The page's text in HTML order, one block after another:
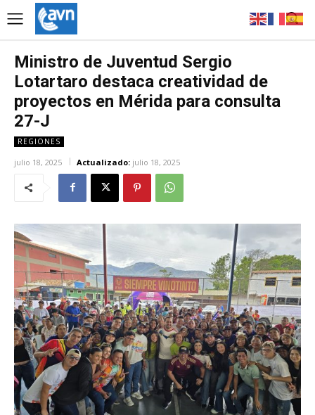
Ministro de Juventud Sergio
Lotartaro destaca creatividad de
proyectos en Mérida para consulta
27-J
REGIONES
julio 18, 2025 Actualizado: julio 18, 2025